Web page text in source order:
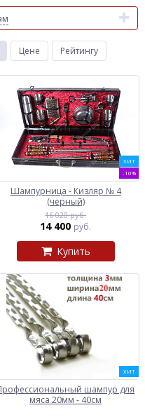
Цене Рейтингу
ХИТ
-10%
Шампурница - Кизляр № 4
(черный)
16 020 руб.
14 400 руб.
Купить
ХИТ
шампур для
мяса 20мм - 40см